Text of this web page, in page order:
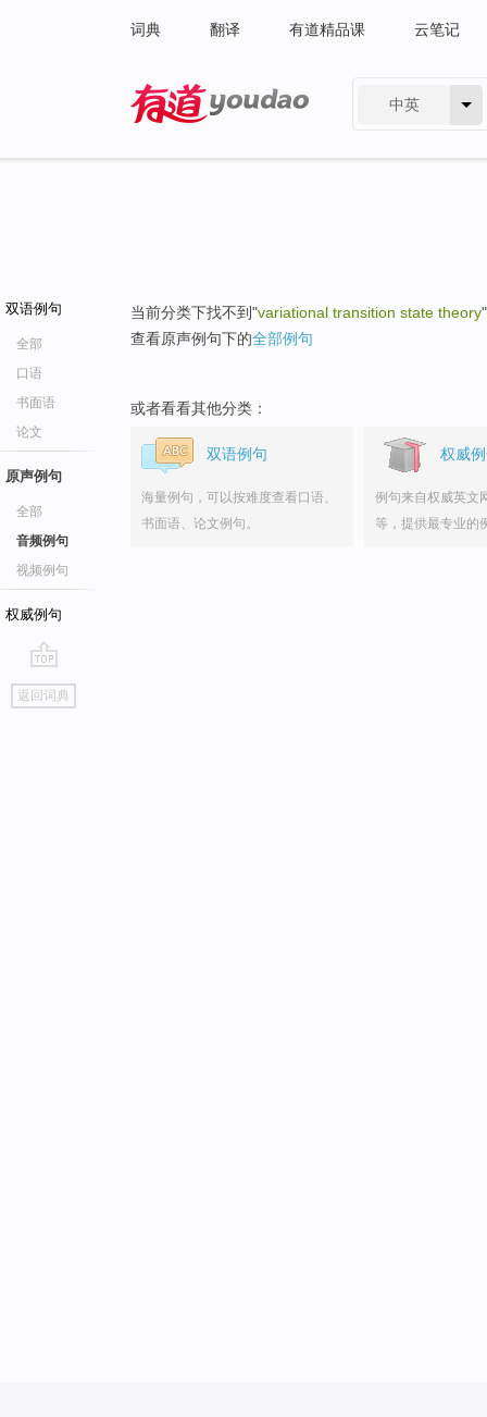
词典 翻译 有道精品课 云笔记
中英
双语例句
全部
口语
书面语
论文
原声例句
全部
音频例句
视频例句
权威例句
go
top
返回词典
当前分类下找不到"variational transition state theory
查看原声例句下的全部例句
或者看看其他分类：
双语例句
海量例句，可以按难度查看口语、
书面语、论文例句。
权威
例句来自权威英文
等，提供最专业的